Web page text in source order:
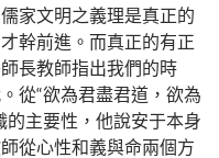
家文明之義理是真正的
幹前進。而真正的有正
長教師指出我們的時
從“欲為君盡君道，欲為
的主要性，他說安于本身
從心性和義與命兩個方